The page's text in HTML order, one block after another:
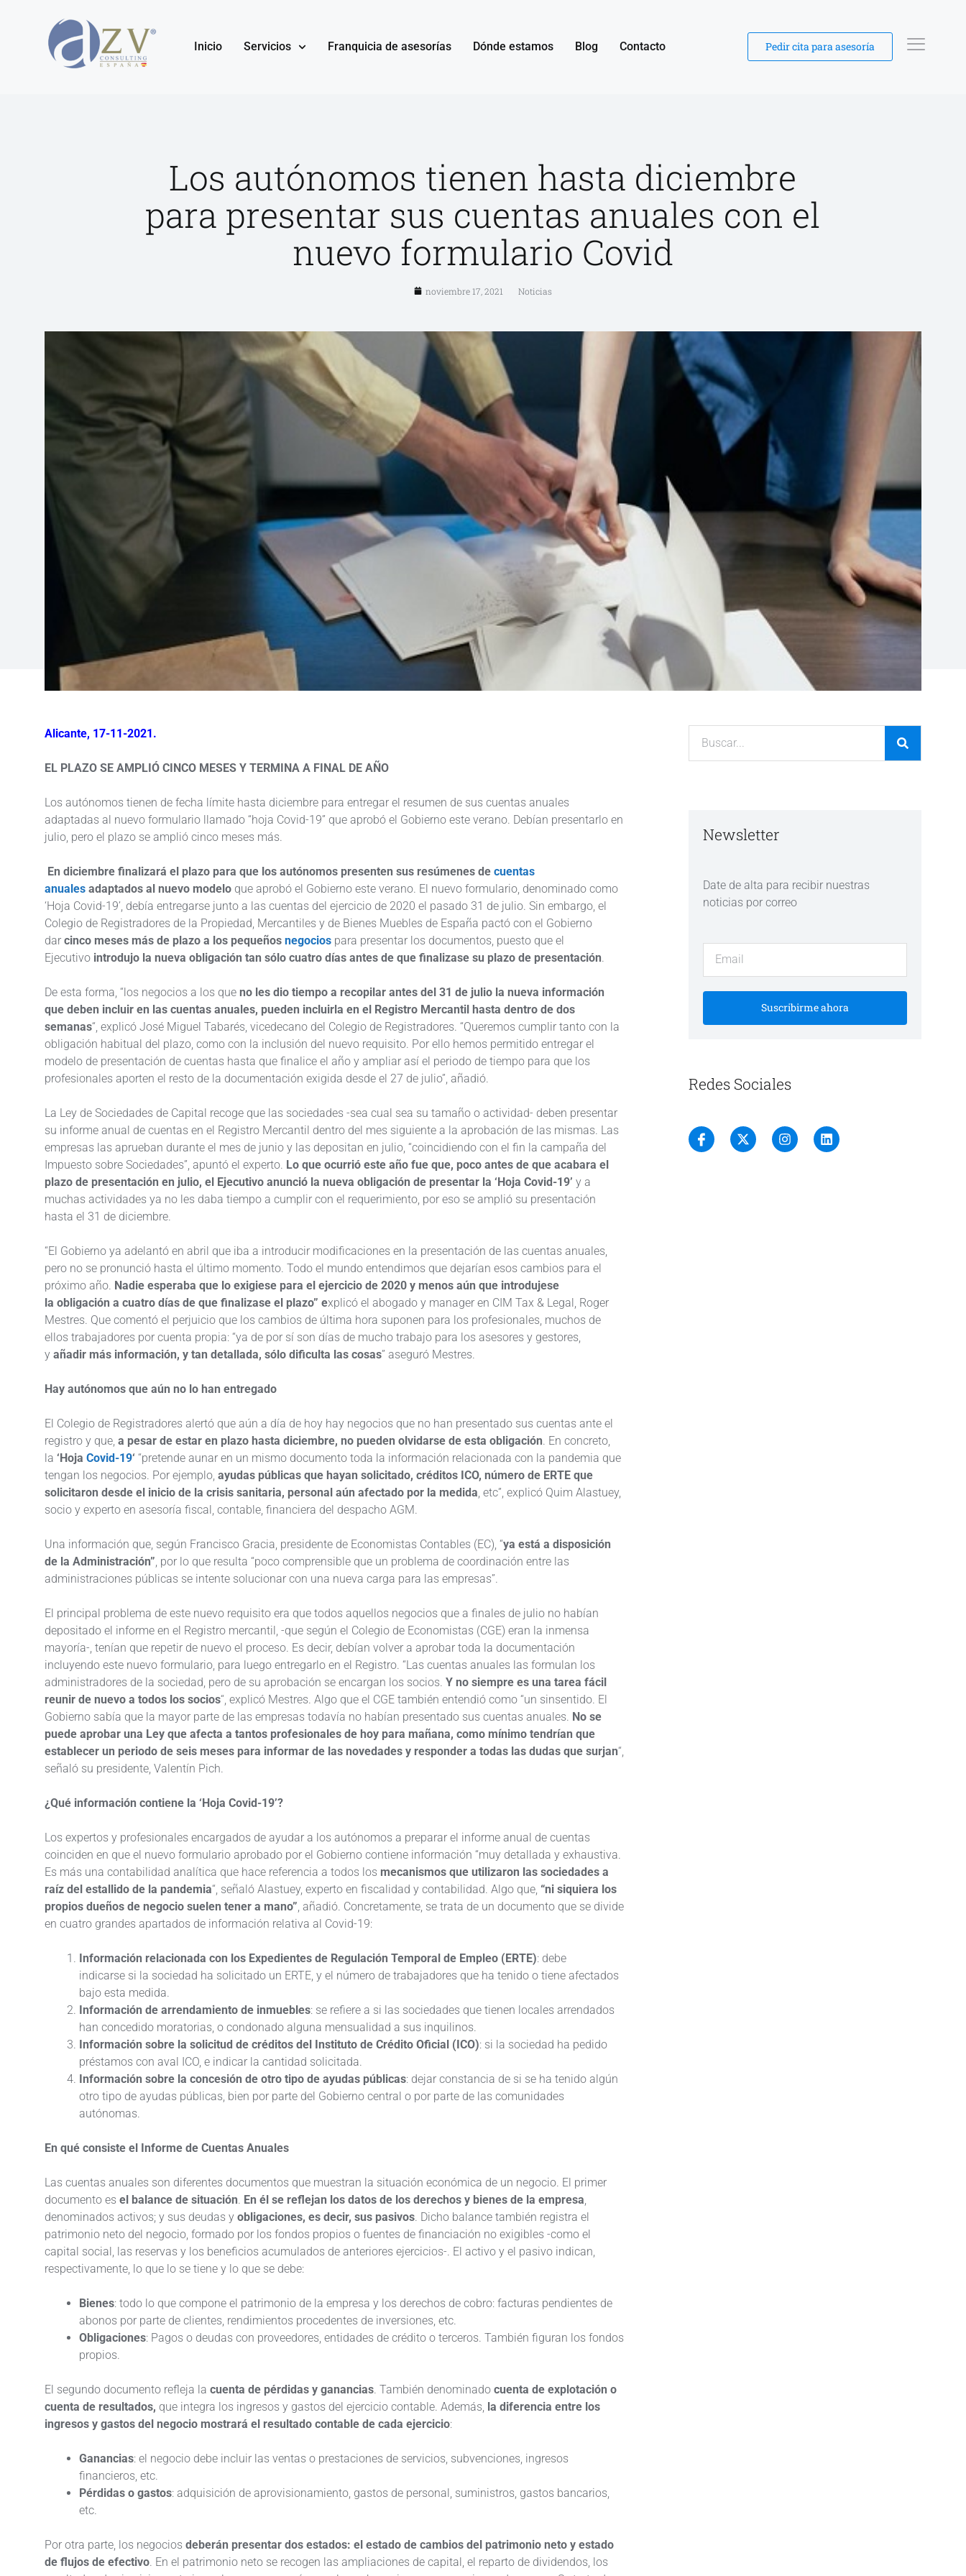
Inicio Servicios Franquicia de asesorías Dónde estamos Blog Contacto Pedir cita para asesoría
Los autónomos tienen hasta diciembre
para presentar sus cuentas anuales con el
nuevo formulario Covid
noviembre 17, 2021 Noticias
Alicante, 17-11-2021.
EL PLAZO SE AMPLIÓ CINCO MESES Y TERMINA A FINAL DE AÑO
Los autónomos tienen de fecha límite hasta diciembre para entregar el resumen de sus cuentas anuales
adaptadas al nuevo formulario llamado “hoja Covid-19” que aprobó el Gobierno este verano. Debían presentarlo en
julio, pero el plazo se amplió cinco meses más.
En diciembre finalizará el plazo para que los autónomos presenten sus resúmenes de cuentas
anuales adaptados al nuevo modelo que aprobó el Gobierno este verano. El nuevo formulario, denominado como
‘Hoja Covid-19’, debía entregarse junto a las cuentas del ejercicio de 2020 el pasado 31 de julio. Sin embargo, el
Colegio de Registradores de la Propiedad, Mercantiles y de Bienes Muebles de España pactó con el Gobierno
dar cinco meses más de plazo a los pequeños negocios para presentar los documentos, puesto que el
Ejecutivo introdujo la nueva obligación tan sólo cuatro días antes de que finalizase su plazo de presentación.
De esta forma, “los negocios a los que no les dio tiempo a recopilar antes del 31 de julio la nueva información
que deben incluir en las cuentas anuales, pueden incluirla en el Registro Mercantil hasta dentro de dos
semanas“, explicó José Miguel Tabarés, vicedecano del Colegio de Registradores. “Queremos cumplir tanto con la
obligación habitual del plazo, como con la inclusión del nuevo requisito. Por ello hemos permitido entregar el
modelo de presentación de cuentas hasta que finalice el año y ampliar así el periodo de tiempo para que los
profesionales aporten el resto de la documentación exigida desde el 27 de julio”, añadió.
La Ley de Sociedades de Capital recoge que las sociedades -sea cual sea su tamaño o actividad- deben presentar
su informe anual de cuentas en el Registro Mercantil dentro del mes siguiente a la aprobación de las mismas. Las
empresas las aprueban durante el mes de junio y las depositan en julio, “coincidiendo con el fin la campaña del
Impuesto sobre Sociedades”, apuntó el experto. Lo que ocurrió este año fue que, poco antes de que acabara el
plazo de presentación en julio, el Ejecutivo anunció la nueva obligación de presentar la ‘Hoja Covid-19’ y a
muchas actividades ya no les daba tiempo a cumplir con el requerimiento, por eso se amplió su presentación
hasta el 31 de diciembre.
“El Gobierno ya adelantó en abril que iba a introducir modificaciones en la presentación de las cuentas anuales,
pero no se pronunció hasta el último momento. Todo el mundo entendimos que dejarían esos cambios para el
próximo año. Nadie esperaba que lo exigiese para el ejercicio de 2020 y menos aún que introdujese
la obligación a cuatro días de que finalizase el plazo” explicó el abogado y manager en CIM Tax & Legal, Roger
Mestres. Que comentó el perjuicio que los cambios de última hora suponen para los profesionales, muchos de
ellos trabajadores por cuenta propia: “ya de por sí son días de mucho trabajo para los asesores y gestores,
y añadir más información, y tan detallada, sólo dificulta las cosas” aseguró Mestres.
Hay autónomos que aún no lo han entregado
El Colegio de Registradores alertó que aún a día de hoy hay negocios que no han presentado sus cuentas ante el
registro y que, a pesar de estar en plazo hasta diciembre, no pueden olvidarse de esta obligación. En concreto,
la ‘Hoja Covid-19‘ “pretende aunar en un mismo documento toda la información relacionada con la pandemia que
tengan los negocios. Por ejemplo, ayudas públicas que hayan solicitado, créditos ICO, número de ERTE que
solicitaron desde el inicio de la crisis sanitaria, personal aún afectado por la medida, etc”, explicó Quim Alastuey,
socio y experto en asesoría fiscal, contable, financiera del despacho AGM.
Una información que, según Francisco Gracia, presidente de Economistas Contables (EC), “ya está a disposición
de la Administración”, por lo que resulta “poco comprensible que un problema de coordinación entre las
administraciones públicas se intente solucionar con una nueva carga para las empresas”.
El principal problema de este nuevo requisito era que todos aquellos negocios que a finales de julio no habían
depositado el informe en el Registro mercantil, -que según el Colegio de Economistas (CGE) eran la inmensa
mayoría-, tenían que repetir de nuevo el proceso. Es decir, debían volver a aprobar toda la documentación
incluyendo este nuevo formulario, para luego entregarlo en el Registro. “Las cuentas anuales las formulan los
administradores de la sociedad, pero de su aprobación se encargan los socios. Y no siempre es una tarea fácil
reunir de nuevo a todos los socios“, explicó Mestres. Algo que el CGE también entendió como “un sinsentido. El
Gobierno sabía que la mayor parte de las empresas todavía no habían presentado sus cuentas anuales. No se
puede aprobar una Ley que afecta a tantos profesionales de hoy para mañana, como mínimo tendrían que
establecer un periodo de seis meses para informar de las novedades y responder a todas las dudas que surjan“,
señaló su presidente, Valentín Pich.
¿Qué información contiene la ‘Hoja Covid-19’?
Los expertos y profesionales encargados de ayudar a los autónomos a preparar el informe anual de cuentas
coinciden en que el nuevo formulario aprobado por el Gobierno contiene información “muy detallada y exhaustiva.
Es más una contabilidad analítica que hace referencia a todos los mecanismos que utilizaron las sociedades a
raíz del estallido de la pandemia“, señaló Alastuey, experto en fiscalidad y contabilidad. Algo que, “ni siquiera los
propios dueños de negocio suelen tener a mano”, añadió. Concretamente, se trata de un documento que se divide
en cuatro grandes apartados de información relativa al Covid-19:
Información relacionada con los Expedientes de Regulación Temporal de Empleo (ERTE): debe
indicarse si la sociedad ha solicitado un ERTE, y el número de trabajadores que ha tenido o tiene afectados
bajo esta medida.
Información de arrendamiento de inmuebles: se refiere a si las sociedades que tienen locales arrendados
han concedido moratorias, o condonado alguna mensualidad a sus inquilinos.
Información sobre la solicitud de créditos del Instituto de Crédito Oficial (ICO): si la sociedad ha pedido
préstamos con aval ICO, e indicar la cantidad solicitada.
Información sobre la concesión de otro tipo de ayudas públicas: dejar constancia de si se ha tenido algún
otro tipo de ayudas públicas, bien por parte del Gobierno central o por parte de las comunidades
autónomas.
En qué consiste el Informe de Cuentas Anuales
Las cuentas anuales son diferentes documentos que muestran la situación económica de un negocio. El primer
documento es el balance de situación. En él se reflejan los datos de los derechos y bienes de la empresa,
denominados activos; y sus deudas y obligaciones, es decir, sus pasivos. Dicho balance también registra el
patrimonio neto del negocio, formado por los fondos propios o fuentes de financiación no exigibles -como el
capital social, las reservas y los beneficios acumulados de anteriores ejercicios-. El activo y el pasivo indican,
respectivamente, lo que lo se tiene y lo que se debe:
Bienes: todo lo que compone el patrimonio de la empresa y los derechos de cobro: facturas pendientes de
abonos por parte de clientes, rendimientos procedentes de inversiones, etc.
Obligaciones: Pagos o deudas con proveedores, entidades de crédito o terceros. También figuran los fondos
propios.
El segundo documento refleja la cuenta de pérdidas y ganancias. También denominado cuenta de explotación o
cuenta de resultados, que integra los ingresos y gastos del ejercicio contable. Además, la diferencia entre los
ingresos y gastos del negocio mostrará el resultado contable de cada ejercicio:
Ganancias: el negocio debe incluir las ventas o prestaciones de servicios, subvenciones, ingresos
financieros, etc.
Pérdidas o gastos: adquisición de aprovisionamiento, gastos de personal, suministros, gastos bancarios,
etc.
Por otra parte, los negocios deberán presentar dos estados: el estado de cambios del patrimonio neto y estado
de flujos de efectivo. En el patrimonio neto se recogen las ampliaciones de capital, el reparto de dividendos, los
Newsletter
Date de alta para recibir nuestras
noticias por correo
Suscribirme ahora
Redes Sociales